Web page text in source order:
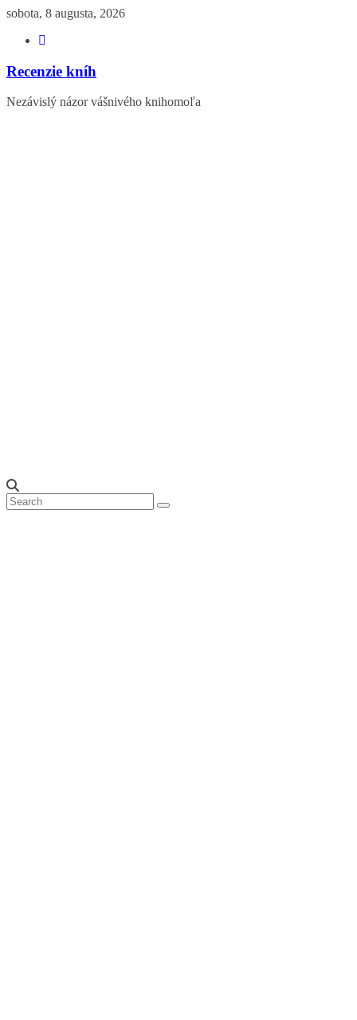
Skip
content
sobota, 8 augusta, 2026
Recenzie kníh
Nezávislý názor vášnivého knihomoľa